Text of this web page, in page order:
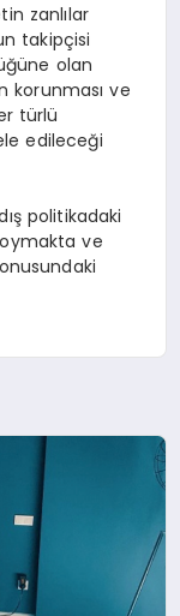
zanlılar
takipçisi
olan
korunması ve
türlü
edileceği
politikadaki
ve